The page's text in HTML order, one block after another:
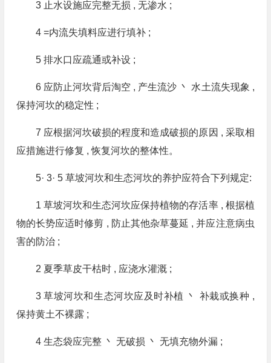
3 止水设施应完整无损 , 无渗水 ;
4 =内流失填料应进行填补 ;
5 排水口应疏通或补设 ;
6 应防止河坎背后淘空 , 产生流沙 丶 水土流失现象 ,
保持河坎的稳定性 ;
7 应根据河坎破损的程度和造成破损的原因 , 采取相
应措施进行修复 , 恢复河坎的整体性。
5· 3· 5 草坡河坎和生态河坎的养护应符合下列规定:
1 草坡河坎和生态河坎应保持植物的存活率 , 根据植
物的长势应适时修剪 , 防止其他杂草蔓延 , 并应注意病虫
害的防治 ;
2 夏季草皮干枯时 , 应浇水灌溉 ;
3 草坡河坎和生态河坎应及时补植 丶 补栽或换种 ,
保持黄土不裸露 ;
4 生态袋应完整 丶 无破损 丶 无填充物外漏 ;